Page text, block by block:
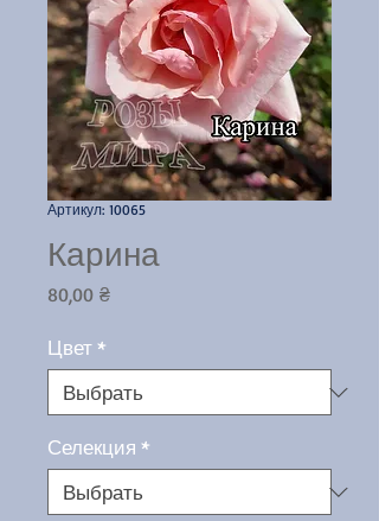
Артикул: 10065
Карина
80,00 ₴Цена
Цвет*
Селекция *